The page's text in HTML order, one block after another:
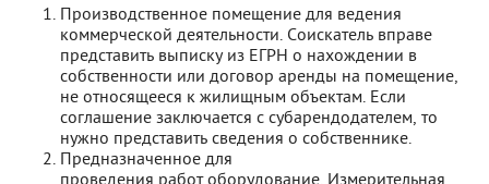
Производственное помещение для ведения
коммерческой деятельности. Соискатель вправе
представить выписку из ЕГРН о нахождении в
собственности или договор аренды на помещение,
не относящееся к жилищным объектам. Если
соглашение заключается с субарендодателем, то
нужно представить сведения о собственнике.
Предназначенное для
проведения работ оборудование. Измерительная